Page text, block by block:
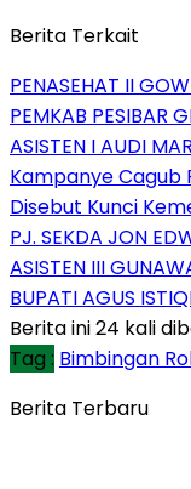
Berita Terkait
PENASEHAT II
PEMKAB PESIBAR
ASISTEN I AUDI
Kampanye Cagub
Disebut Kunci
PJ. SEKDA JON
ASISTEN III
BUPATI AGUS
Berita ini 24 kali
Tag : Bimbingan
Berita Terbaru